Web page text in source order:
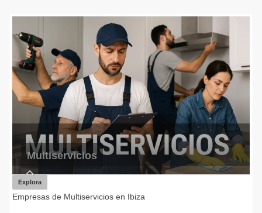
Multiservicios
Explora
Empresas de Multiservicios en Ibiza